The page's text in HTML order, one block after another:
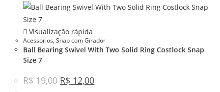
Visualização rápida
Acessorios,Snap com Girador
Ball Bearing Swivel With Two Solid Ring Costlock Snap
Size 7
R$19,00 R$ 12,00